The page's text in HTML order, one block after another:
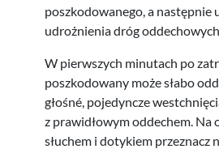
poszkodowanego, a następ­nie
udrożnienia dróg
W pier­wszych min­u­tach po
poszkodowany może słabo
głośné, poje­dyncze
z praw­idłowym odd­echem. Na
słuchem i dotykiem przez­nacz